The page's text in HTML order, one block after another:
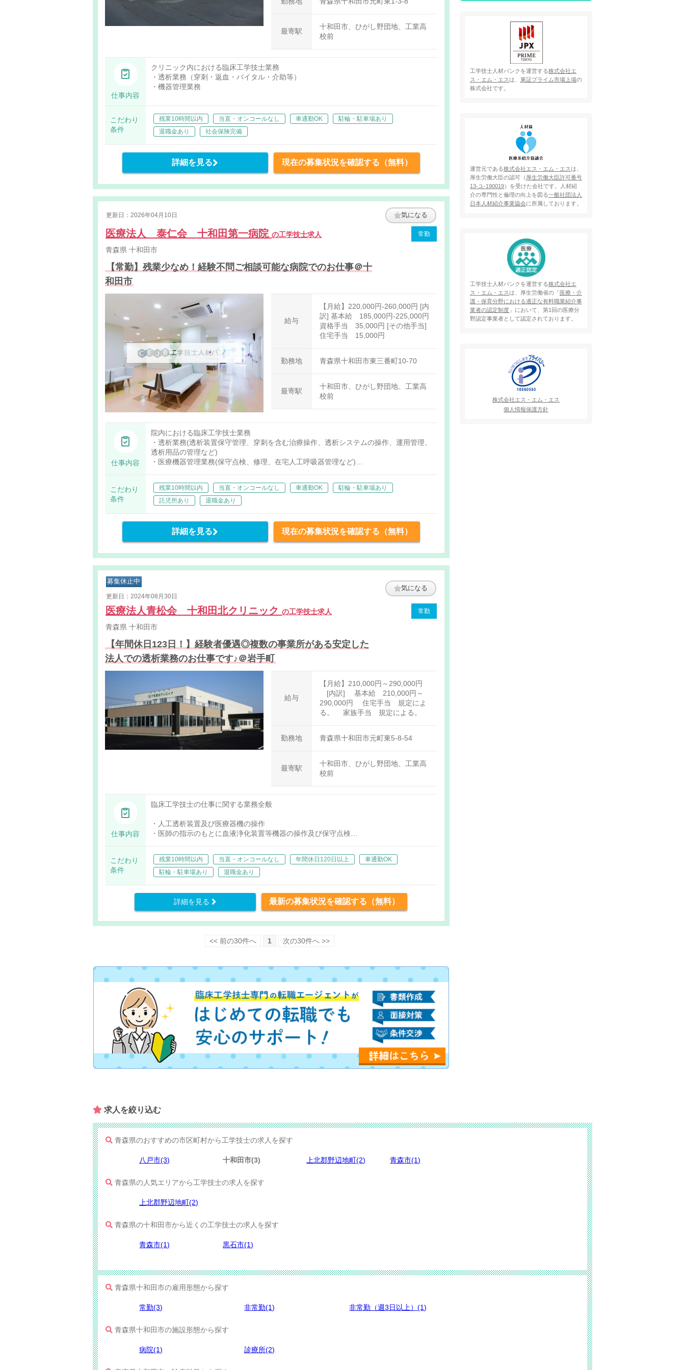
最寄駅
十和田市、ひがし野団地、工業高
校前
仕事内容
クリニック内における臨床工学技士業務
・透析業務（穿刺・返血・バイタル・介助等）
・機器管理業務
こだわり
条件
残業10時間以内 当直・オンコールなし 車通勤OK
駐輪・駐車場あり
退職金あり
社会保険完備
詳細を見る 現在の募集状況を確認する（無料）
更新日：2026年04月10日 気になる
医療法人 泰仁会 十和田第一病院 の工学技士求人 常勤
青森県 十和田市
【常勤】残業少なめ！経験不問ご相談可能な病院でのお仕事＠十
和田市
給与
【月給】220,000円-260,000円 [内
訳] 基本給 185,000円-225,000円
資格手当 35,000円 [その他手当]
住宅手当 15,000円
勤務地 青森県十和田市東三番町10-70
最寄駅
十和田市、ひがし野団地、工業高
校前
仕事内容
院内における臨床工学技士業務
・透析業務(透析装置保守管理、穿刺を含む治療操作、透析システムの操作、運用管理、
透析用品の管理など)
・医療機器管理業務(保守点検、修理、在宅人工呼吸器管理など)
こだわり
条件
残業10時間以内 当直・オンコールなし 車通勤OK
駐輪・駐車場あり
託児所あり
退職金あり
詳細を見る 現在の募集状況を確認する（無料）
募集休止中
更新日：2024年08月30日
気になる
医療法人青松会 十和田北クリニック の工学技士求人 常勤
青森県 十和田市
【年間休日123日！】経験者優遇◎複数の事業所がある安定した
法人での透析業務のお仕事です♪＠岩手町
給与
【月給】210,000円～290,000円
[内訳] 基本給 210,000円～
290,000円 住宅手当 規定によ
る。 家族手当 規定による。
勤務地 青森県十和田市元町東5-8-54
最寄駅
十和田市、ひがし野団地、工業高
校前
仕事内容
臨床工学技士の仕事に関する業務全般
・人工透析装置及び医療器機の操作
・医師の指示のもとに血液浄化装置等機器の操作及び保守点検
・その他、上記に付随する業務
こだわり
条件
残業10時間以内 当直・オンコールなし 年間休日120日以上
車通勤OK
駐輪・駐車場あり
退職金あり
詳細を見る 最新の募集状況を確認する（無料）
<< 前の30件へ 1 次の30件へ >>
工学技士人材バンクを運営する株式会社エ
ス・エム・エスは、 東証プライム市場上場の
株式会社です。
運営元である株式会社エス・エム・エスは、
厚生労働大臣の認可（ 厚生労働大臣許可番号
13-ユ-190019）を受けた会社です。人材紹
介の専門性と倫理の向上を図る一般社団法人
日本人材紹介事業協会に所属しております。
工学技士人材バンクを運営する株式会社エ
ス・エム・エスは、厚生労働省の「 医療・介
護・保育分野における適正な有料職業紹介事
業者の認定制度」において、第1回の医療分
野認定事業者として認定されております。
株式会社エス・エム・エス
個人情報保護方針
求人を​絞り込む
青森県のおすすめの市区町村から工学技士の求人を探す
八戸市(3) 十和田市(3) 上北郡野辺地町(2) 青森市(1)
青森県の人気エリアから工学技士の求人を探す
上北郡野辺地町(2)
青森県の十和田市から近くの工学技士の求人を探す
青森市(1) 黒石市(1)
青森県十和田市の雇用形態から探す
常勤(3) 非常勤(1) 非常勤（週3日以上）(1)
青森県十和田市の施設形態から探す
病院(1) 診療所(2)